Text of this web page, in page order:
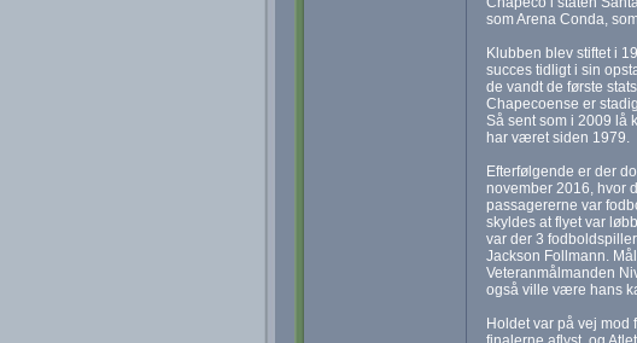
som Arena Conda,
Klubben blev stiftet i
succes tidligt i sin
de vandt de første
Chapecoense er
Så sent som i 2009 lå
har været siden 1979.
Efterfølgende er der
november 2016, hvor
passagererne var
skyldes at flyet var
var der 3
Jackson Follmann.
Veteranmålmanden
også ville være hans
Holdet var på vej mod